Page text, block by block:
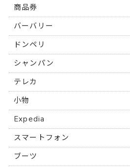
商品券
バーバリー
ドンペリ
シャンパン
テレカ
小物
Expedia
スマートフォン
ブーツ